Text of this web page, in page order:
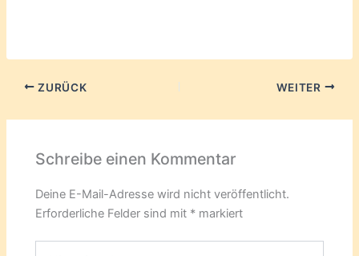
ZURÜCK WEITER
Schreibe einen Kommentar
Deine E-Mail-Adresse wird nicht veröffentlicht.
Erforderliche Felder sind mit * markiert